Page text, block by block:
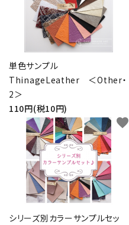
単色サンプル
ThinageLeather ＜Other・
2＞
110円(税10円)
シリーズ別カラーサンプルセッ
favorite